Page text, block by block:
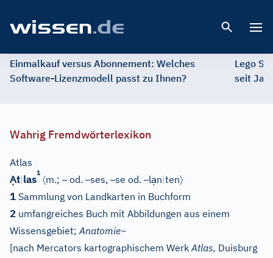
Einmalkauf versus Abonnement: Welches
Software-Lizenzmodell passt zu Ihnen?
Lego
seit
Wahrig Fremdwörterlexikon
Atlas
Ạt|las
1 〈m.;–od.–ses,–se od.–lạn|ten〉
1 Sammlung von Landkarten in Buchform
2 umfangreiches Buch mit Abbildungen aus einem
Wissensgebiet;Anatomie~
[nach Mercators kartographischem WerkAtlas, Duisburg